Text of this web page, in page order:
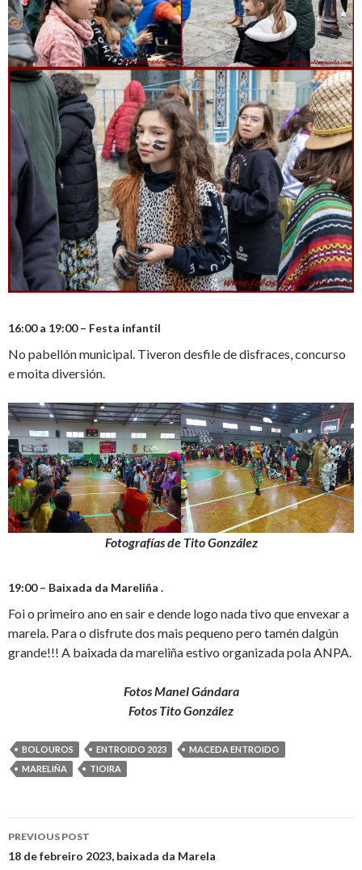
16:00 a 19:00 – Festa infantil
No pabellón municipal. Tiveron desfile de disfraces, concurso
e moita diversión.
Fotografías de Tito González
19:00 – Baixada da Mareliña .
Foi o primeiro ano en sair e dende logo nada tivo que envexar a
marela. Para o disfrute dos mais pequeno pero tamén dalgún
grande!!! A baixada da mareliña estivo organizada pola ANPA.
Fotos Manel Gándara
Fotos Tito González
BOLOUROS ENTROIDO 2023
MACEDA ENTROIDO
MARELIÑA
TIOIRA
navigation
PREVIOUS POST
18 de febreiro 2023, baixada da Marela